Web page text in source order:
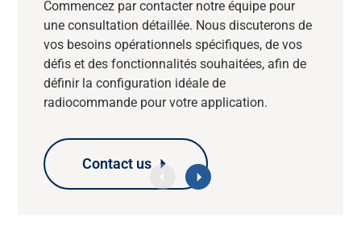
Commencez par contacter notre équipe pour
une consultation détaillée. Nous discuterons de
vos besoins opérationnels spécifiques, de vos
défis et des fonctionnalités souhaitées, afin de
définir la configuration idéale de
radiocommande pour votre application.
Contact us